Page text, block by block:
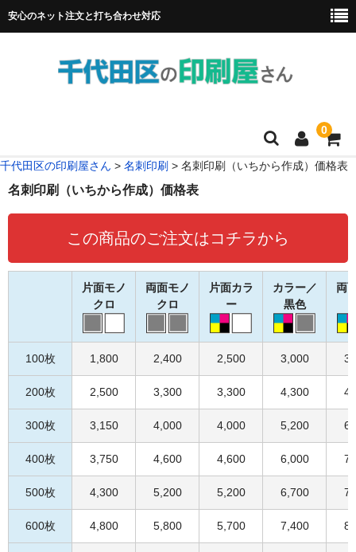
安心のネット注文と打ち合わせ対応
0
フルカラー冊子印刷
リーフレット
ポスター
データの作り方
お問い合わせ
千代田区の印刷屋さん > 名刺印刷 > 名刺印刷（いちから作成）価格表
名刺印刷（いちから作成）価格表
この商品のご注文はコチラから
片面モノ
クロ
両面モノ
クロ
片面カラ
ー
カラー／
黒色
両
100枚 1,800 2,400 2,500 3,000
200枚 2,500 3,300 3,300 4,300
300枚 3,150 4,000 4,000 5,200
400枚 3,750 4,600 4,600 6,000
500枚 4,300 5,200 5,200 6,700
600枚 4,800 5,800 5,700 7,400